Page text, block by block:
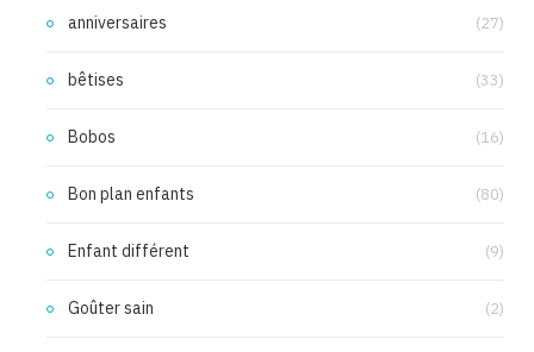
anniversaires (27)
bêtises (33)
Bobos (16)
Bon plan enfants (80)
Enfant différent (9)
Goûter sain (2)